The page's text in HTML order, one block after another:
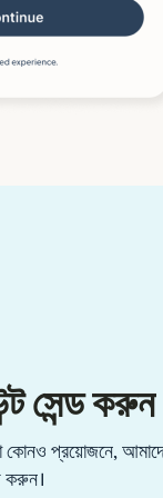
সেন্ড করুন
প্রয়োজনে, আমাদের
করুন।